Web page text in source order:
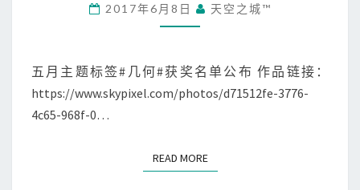
™
五
主
题
标
几
何
2017年6月8日 天空之城™
五月主题标签#几何#获奖名单公布 作品链接：
https://www.skypixel.com/photos/d71512fe-3776-
4c65-968f-0…
READ MOREREAD MORE